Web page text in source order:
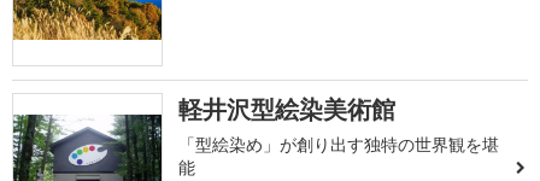
軽井沢型絵染美術館
「型絵染め」が創り出す独特の世界観を堪
能